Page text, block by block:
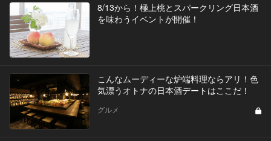
8/13から！極上桃とスパークリング日本酒
を味わうイベントが開催！
こんなムーディーな炉端料理ならアリ！色
気漂うオトナの日本酒デートはここだ！
グルメ